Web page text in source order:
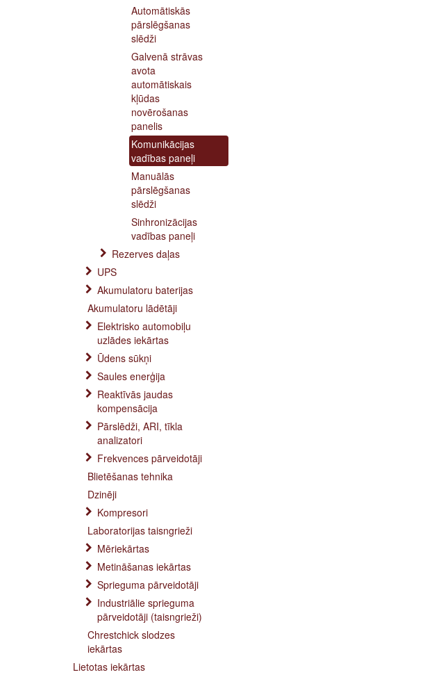
Automātiskās
pārslēgšanas
slēdži
Galvenā strāvas
avota
automātiskais
kļūdas
novērošanas
panelis
Komunikācijas
vadības paneļi
Manuālās
pārslēgšanas
slēdži
Sinhronizācijas
vadības paneļi
Rezerves daļas
UPS
Akumulatoru baterijas
Akumulatoru lādētāji
Elektrisko automobiļu
uzlādes iekārtas
Ūdens sūkņi
Saules enerģija
Reaktīvās jaudas
kompensācija
Pārslēdži, ARI, tīkla
analizatori
Frekvences pārveidotāji
Blietēšanas tehnika
Dzinēji
Kompresori
Laboratorijas taisngrieži
Mēriekārtas
Metināšanas iekārtas
Sprieguma pārveidotāji
Industriālie sprieguma
pārveidotāji (taisngrieži)
Chrestchick slodzes
iekārtas
Lietotas iekārtas